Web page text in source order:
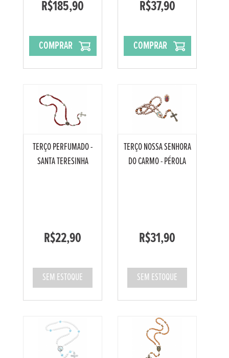
R$185,90
COMPRAR
R$37,90
COMPRAR
TERÇO PERFUMADO -
SANTA TERESINHA
R$22,90
SEM ESTOQUE
TERÇO NOSSA SENHORA
DO CARMO - PÉROLA
R$31,90
SEM ESTOQUE